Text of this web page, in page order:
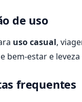
de uso
uso casual,
bem-estar e
frequentes